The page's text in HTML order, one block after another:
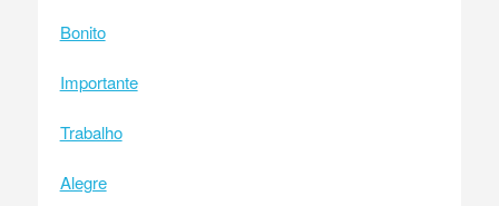
Bonito
Importante
Trabalho
Alegre